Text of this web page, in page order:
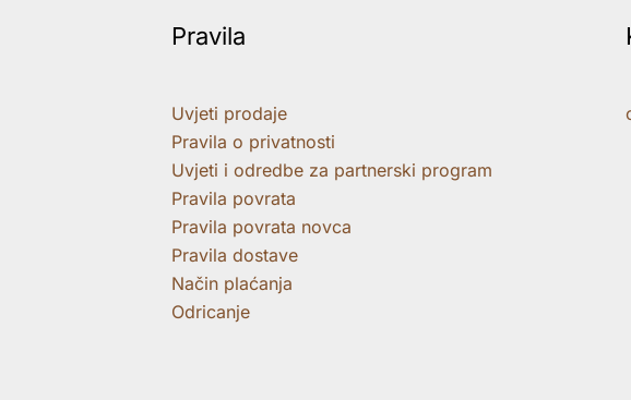
Pravila
Uvjeti prodaje
Pravila o privatnosti
Uvjeti i odredbe za partnerski program
Pravila povrata
Pravila povrata novca
Pravila dostave
Način plaćanja
Odricanje